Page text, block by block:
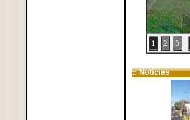
1 2 3
:: Notícias